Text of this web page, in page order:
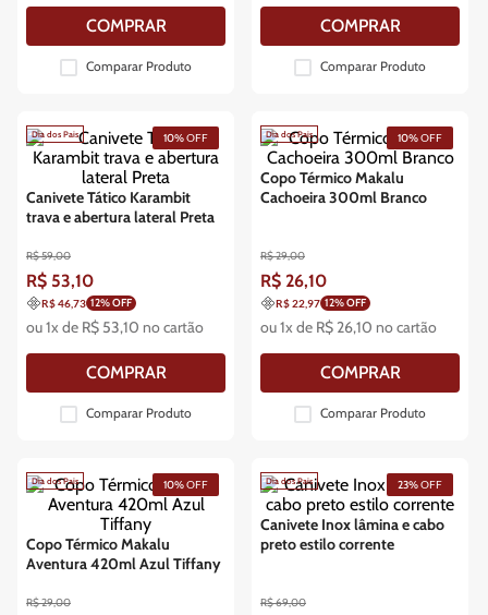
COMPRAR
Comparar Produto
COMPRAR
Comparar Produto
Dia dos Pais
Canivete Tático Karambit
trava e abertura lateral Preta
R$59,00
R$ 53,10
10%OFF
R$ 46,73 12% OFF
ou1x de R$ 53,10 no cartão
COMPRAR
Comparar Produto
Dia dos Pais
Copo Térmico Makalu
Cachoeira 300ml Branco
R$29,00
R$ 26,10
10%OFF
R$ 22,97 12% OFF
ou1x de R$ 26,10 no cartão
COMPRAR
Comparar Produto
Dia dos Pais
Copo Térmico Makalu
Aventura 420ml Azul Tiffany
R$29,00
10%OFF Dia dos Pais
Canivete Inox lâmina e cabo
preto estilo corrente
R$69,00
23%OFF